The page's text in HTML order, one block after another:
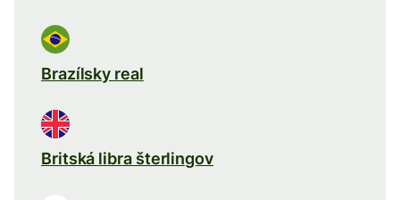
Brazílsky real
Britská libra šterlingov